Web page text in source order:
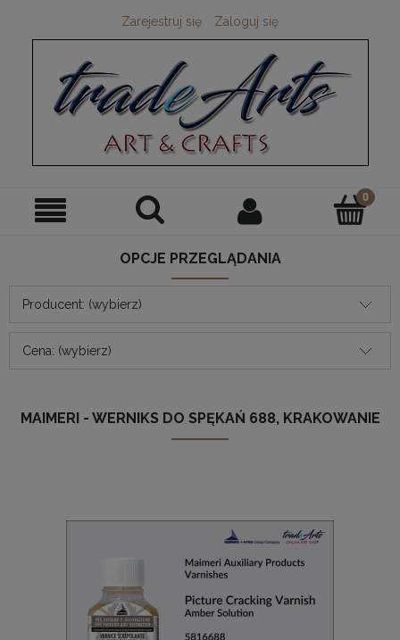
Zarejestruj się Zaloguj się
OPCJE PRZEGLĄDANIA
Producent: (wybierz)
Cena: (wybierz)
MAIMERI - WERNIKS DO SPĘKAŃ 688, KRAKOWANIE